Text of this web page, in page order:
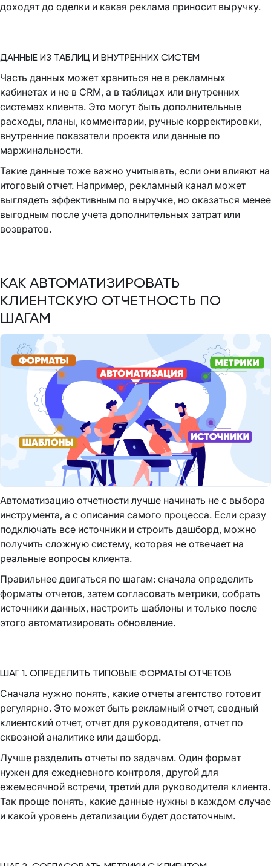
доходят до сделки и какая реклама приносит выручку.
ДАННЫЕ ИЗ ТАБЛИЦ И ВНУТРЕННИХ СИСТЕМ
Часть данных может храниться не в рекламных
кабинетах и не в CRM, а в таблицах или внутренних
системах клиента. Это могут быть дополнительные
расходы, планы, комментарии, ручные корректировки,
внутренние показатели проекта или данные по
маржинальности.
Такие данные тоже важно учитывать, если они влияют на
итоговый отчет. Например, рекламный канал может
выглядеть эффективным по выручке, но оказаться менее
выгодным после учета дополнительных затрат или
возвратов.
КАК АВТОМАТИЗИРОВАТЬ
КЛИЕНТСКУЮ ОТЧЕТНОСТЬ ПО
ШАГАМ
Автоматизацию отчетности лучше начинать не с выбора
инструмента, а с описания самого процесса. Если сразу
подключать все источники и строить дашборд, можно
получить сложную систему, которая не отвечает на
реальные вопросы клиента.
Правильнее двигаться по шагам: сначала определить
форматы отчетов, затем согласовать метрики, собрать
источники данных, настроить шаблоны и только после
этого автоматизировать обновление.
ШАГ 1. ОПРЕДЕЛИТЬ ТИПОВЫЕ ФОРМАТЫ ОТЧЕТОВ
Сначала нужно понять, какие отчеты агентство готовит
регулярно. Это может быть рекламный отчет, сводный
клиентский отчет, отчет для руководителя, отчет по
сквозной аналитике или дашборд.
Лучше разделить отчеты по задачам. Один формат
нужен для ежедневного контроля, другой для
ежемесячной встречи, третий для руководителя клиента.
Так проще понять, какие данные нужны в каждом случае
и какой уровень детализации будет достаточным.